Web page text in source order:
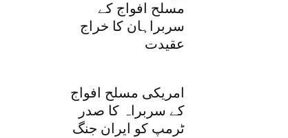
مسلح افواج کے
سربراہان کا خراج
عقیدت
امریکی مسلح افواج
کے سربراہ کا صدر
ٹرمپ کو ایران جنگ